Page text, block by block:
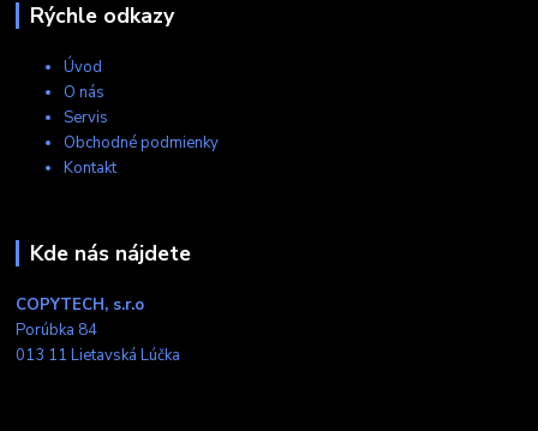
Rýchle odkazy
Úvod
O nás
Servis
Obchodné podmienky
Kontakt
Kde nás nájdete
COPYTECH, s.r.o
Porúbka 84
013 11 Lietavská Lúčka